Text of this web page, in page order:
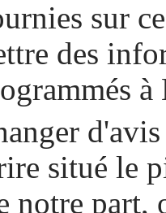
sur
des
situé le
notre part,